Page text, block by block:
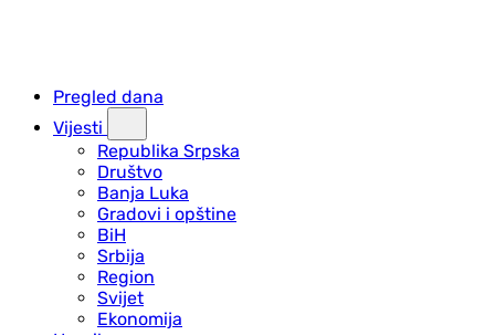
Pregled dana
Vijesti
Republika Srpska
Društvo
Banja Luka
Gradovi i opštine
BiH
Srbija
Region
Svijet
Ekonomija